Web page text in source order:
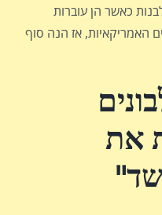
כאשר הן עוברות
האמריקאיות, אז הנה סוף
את